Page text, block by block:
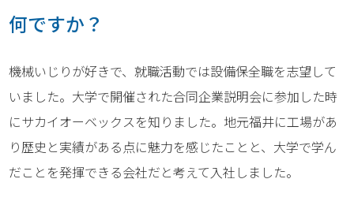
何ですか？
機械いじりが好きで、就職活動では設備保全職を志望して
いました。大学で開催された合同企業説明会に参加した時
にサカイオーベックスを知りました。地元福井に工場があ
り歴史と実績がある点に魅力を感じたことと、大学で学ん
だことを発揮できる会社だと考えて入社しました。